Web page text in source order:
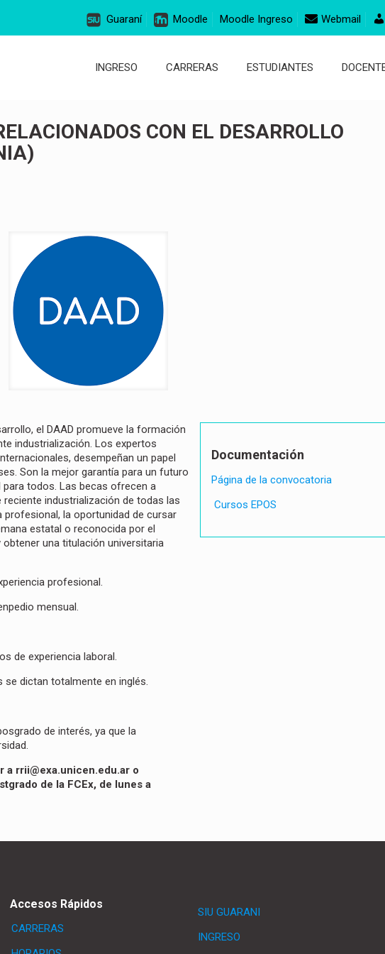
Guaraní Moodle Moodle Ingreso Webmail
INGRESO CARRERAS ESTUDIANTES
CON EL DESARROLLO
el DAAD promueve la formación
industrialización. Los expertos
desempeñan un papel
Son la mejor garantía para un futuro
todos. Las becas ofrecen a
industrialización de todas las
la oportunidad de cursar
estatal o reconocida por el
una titulación universitaria
profesional.
mensual.
de experiencia laboral.
se dictan totalmente en inglés.
de interés, ya que la
a rrii@exa.unicen.edu.ar o
de la FCEx, de lunes a
Documentación
Página de la convocatoria
Cursos EPOS
Accesos Rápidos
CARRERAS
SIU GUARANI
INGRESO